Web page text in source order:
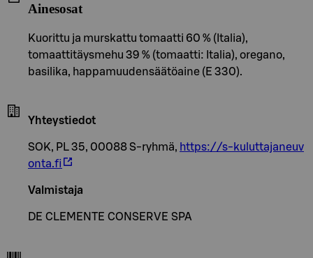
Ainesosat
Kuorittu ja murskattu tomaatti 60 % (Italia),
tomaattitäysmehu 39 % (tomaatti: Italia), oregano,
basilika, happamuudensäätöaine (E 330).
Yhteystiedot
SOK, PL 35, 00088 S-ryhmä, https://s-kuluttajaneuv
onta.fi
Valmistaja
DE CLEMENTE CONSERVE SPA